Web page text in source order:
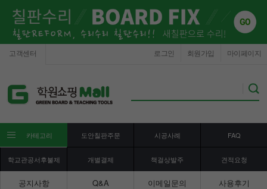
고객센터 마이페이지
회원가입
로그인
카테고리 도안칠판주문 시공사례 FAQ
학교관공서후불제 개별결제 책걸상발주 견적요청
공지사항 Q&A 이메일문의 사용후기